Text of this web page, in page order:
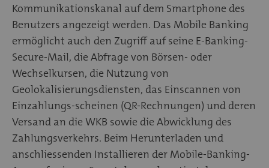
Kommunikationskanal auf dem Smartphone des
Benutzers angezeigt werden. Das Mobile Banking
ermöglicht auch den Zugriff auf seine E-Banking-
Secure-Mail, die Abfrage von Börsen- oder
Wechselkursen, die Nutzung von
Geolokalisierungsdiensten, das Einscannen von
Einzahlungs-scheinen (QR-Rechnungen) und deren
Versand an die WKB sowie die Abwicklung des
Zahlungsverkehrs. Beim Herunterladen und
anschliessenden Installieren der Mobile-Banking-